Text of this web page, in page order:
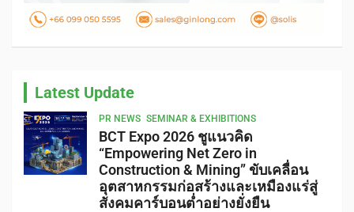
Latest Update
PR NEWS SEMINAR & EXHIBITIONS
BCT Expo 2026 ชูแนวคิด
“Empowering Net Zero in
Construction & Mining” ขับเคลื่อน
อุตสาหกรรมก่อสร้างและเหมืองแร่สู่
สังคมคาร์บอนต่ำอย่างยั่งยืน